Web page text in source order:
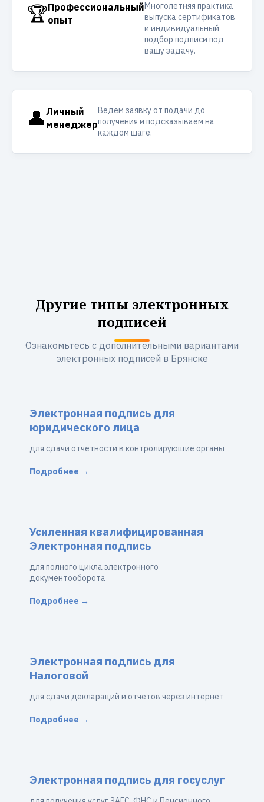
🏆Профессиональный
опыт
Многолетняя практика
выпуска сертификатов
и индивидуальный
подбор подписи под
вашу задачу.
👤 Личный
менеджер
Ведём заявку от подачи до
получения и подсказываем на
каждом шаге.
Другие типы электронных
подписей
Ознакомьтесь с дополнительными вариантами
электронных подписей в Брянске
Электронная подпись для
юридического лица
для сдачи отчетности в контролирующие органы
Подробнее →
Усиленная квалифицированная
Электронная подпись
для полного цикла электронного
документооборота
Подробнее →
Электронная подпись для
Налоговой
для сдачи деклараций и отчетов через интернет
Подробнее →
Электронная подпись для госуслуг